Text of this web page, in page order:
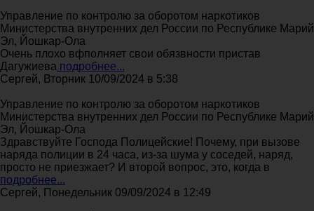
Управление по контролю за оборотом наркотиков
Министерства внутренних дел России по Республике Марий
Эл, Йошкар-Ола
Очень плохо вфполняет свои обязвности пристав
Дагужиева подробнее...
Сергей, Вторник 10/09/2024 в 5:38
Управление по контролю за оборотом наркотиков
Министерства внутренних дел России по Республике Марий
Эл, Йошкар-Ола
Здравствуйте Господа Полицейские! Почему, при вызове
наряда полиции в 24 часа, из-за шума у соседей, наряд,
просто не приезжает? И второй вопрос, это, когда в
подробнее...
Сергей, Понедельник 09/09/2024 в 12:49